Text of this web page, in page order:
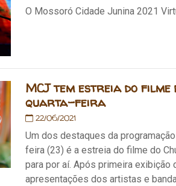
O Mossoró Cidade Junina 2021
MCJ tem estreia do
quarta-feira
22/06/2021
Um dos destaques da
feira (23) é a estreia do filme do
para por aí. Após primeira
apresentações dos artistas e